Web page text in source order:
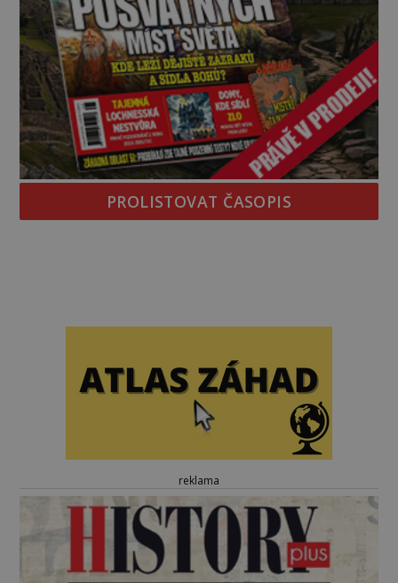
PROLISTOVAT ČASOPIS
reklama